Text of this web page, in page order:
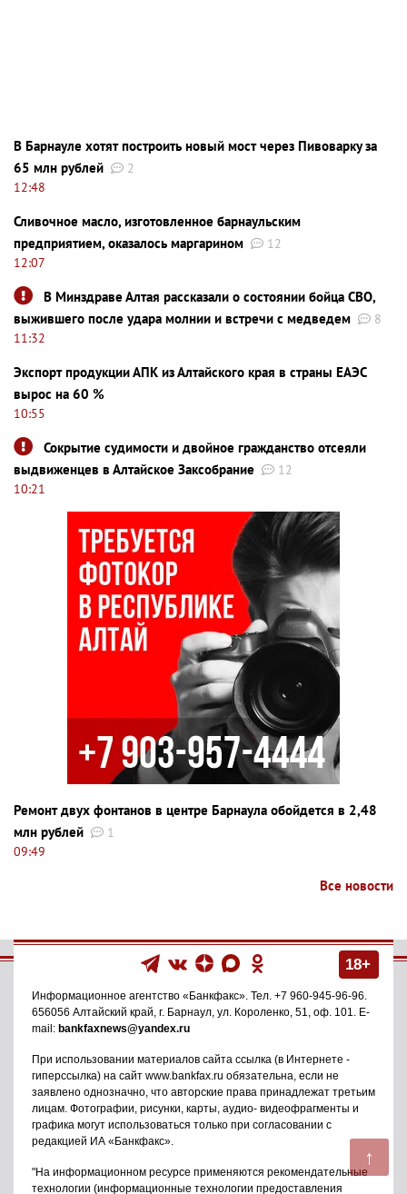
↑
В Барнауле хотят построить новый мост через Пивоварку за
65 млн рублей
2
12:48
Сливочное масло, изготовленное барнаульским
предприятием, оказалось маргарином
12
12:07
В Минздраве Алтая рассказали о состоянии бойца СВО,
выжившего после удара молнии и встречи с медведем
8
11:32
Экспорт продукции АПК из Алтайского края в страны ЕАЭС
вырос на 60 %
10:55
Сокрытие судимости и двойное гражданство отсеяли
выдвиженцев в Алтайское Заксобрание
12
10:21
Ремонт двух фонтанов в центре Барнаула обойдется в 2,48
млн рублей
1
09:49
Все новости
18+
Информационное агентство «Банкфакс» . Тел. +7 960-945-96-96
656056 Алтайский край, г. Барнаул ул. Короленко, 51, оф. 101
. E-
mail: bankfaxnews@yandex.ru
При использовании материалов сайта ссылка (в Интернете -
гиперссылка) на сайт www.bankfax.ru обязательна, если не
заявлено однозначно, что авторские права принадлежат третьим
лицам. Фотографии, рисунки, карты, аудио- видеофрагменты и
графика могут использоваться только при согласовании с
редакцией ИА «Банкфакс».
"На информационном ресурсе применяются рекомендательные
технологии (информационные технологии предоставления